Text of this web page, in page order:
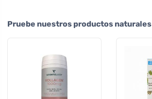
Pruebe nuestros productos naturales